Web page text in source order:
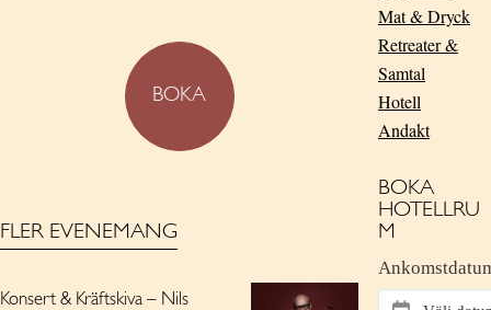
BOKA
FLER EVENEMANG
Konsert & Kräftskiva – Nils
Mat & Dryck
Retreater &
Samtal
Hotell
Andakt
BOKA
HOTELLRU
M